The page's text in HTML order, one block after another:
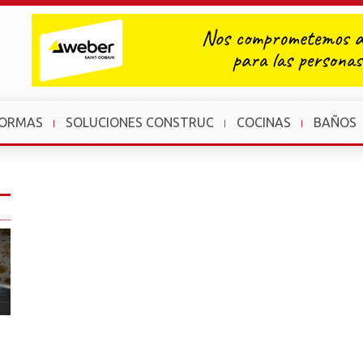
SOLUCIONES CONSTRUC COCINAS BAÑOS